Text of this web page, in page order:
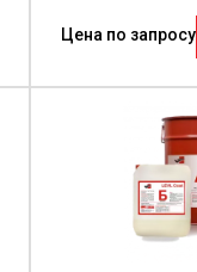
Цена по запросу